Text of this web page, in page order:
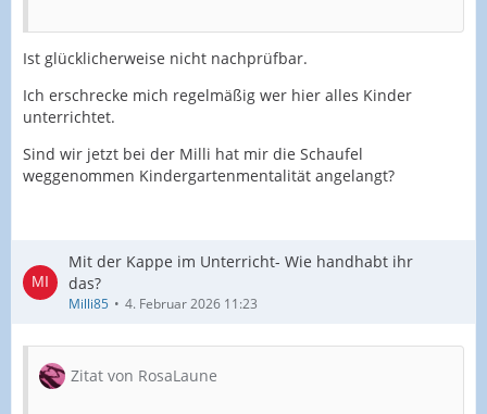
Ist glücklicherweise nicht nachprüfbar.
Ich erschrecke mich regelmäßig wer hier alles Kinder
unterrichtet.
Sind wir jetzt bei der Milli hat mir die Schaufel
weggenommen Kindergartenmentalität angelangt?
Mit der Kappe im Unterricht- Wie handhabt ihr
das?
Milli85 4. Februar 2026 11:23
Zitat von RosaLaune